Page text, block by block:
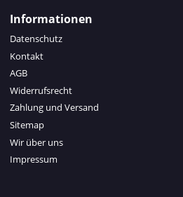
Informationen
Datenschutz
Kontakt
AGB
Widerrufsrecht
Zahlung und Versand
Sitemap
Wir über uns
Impressum